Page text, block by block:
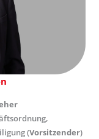
(Vorsitzender)